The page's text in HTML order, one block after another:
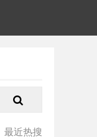
最近热搜